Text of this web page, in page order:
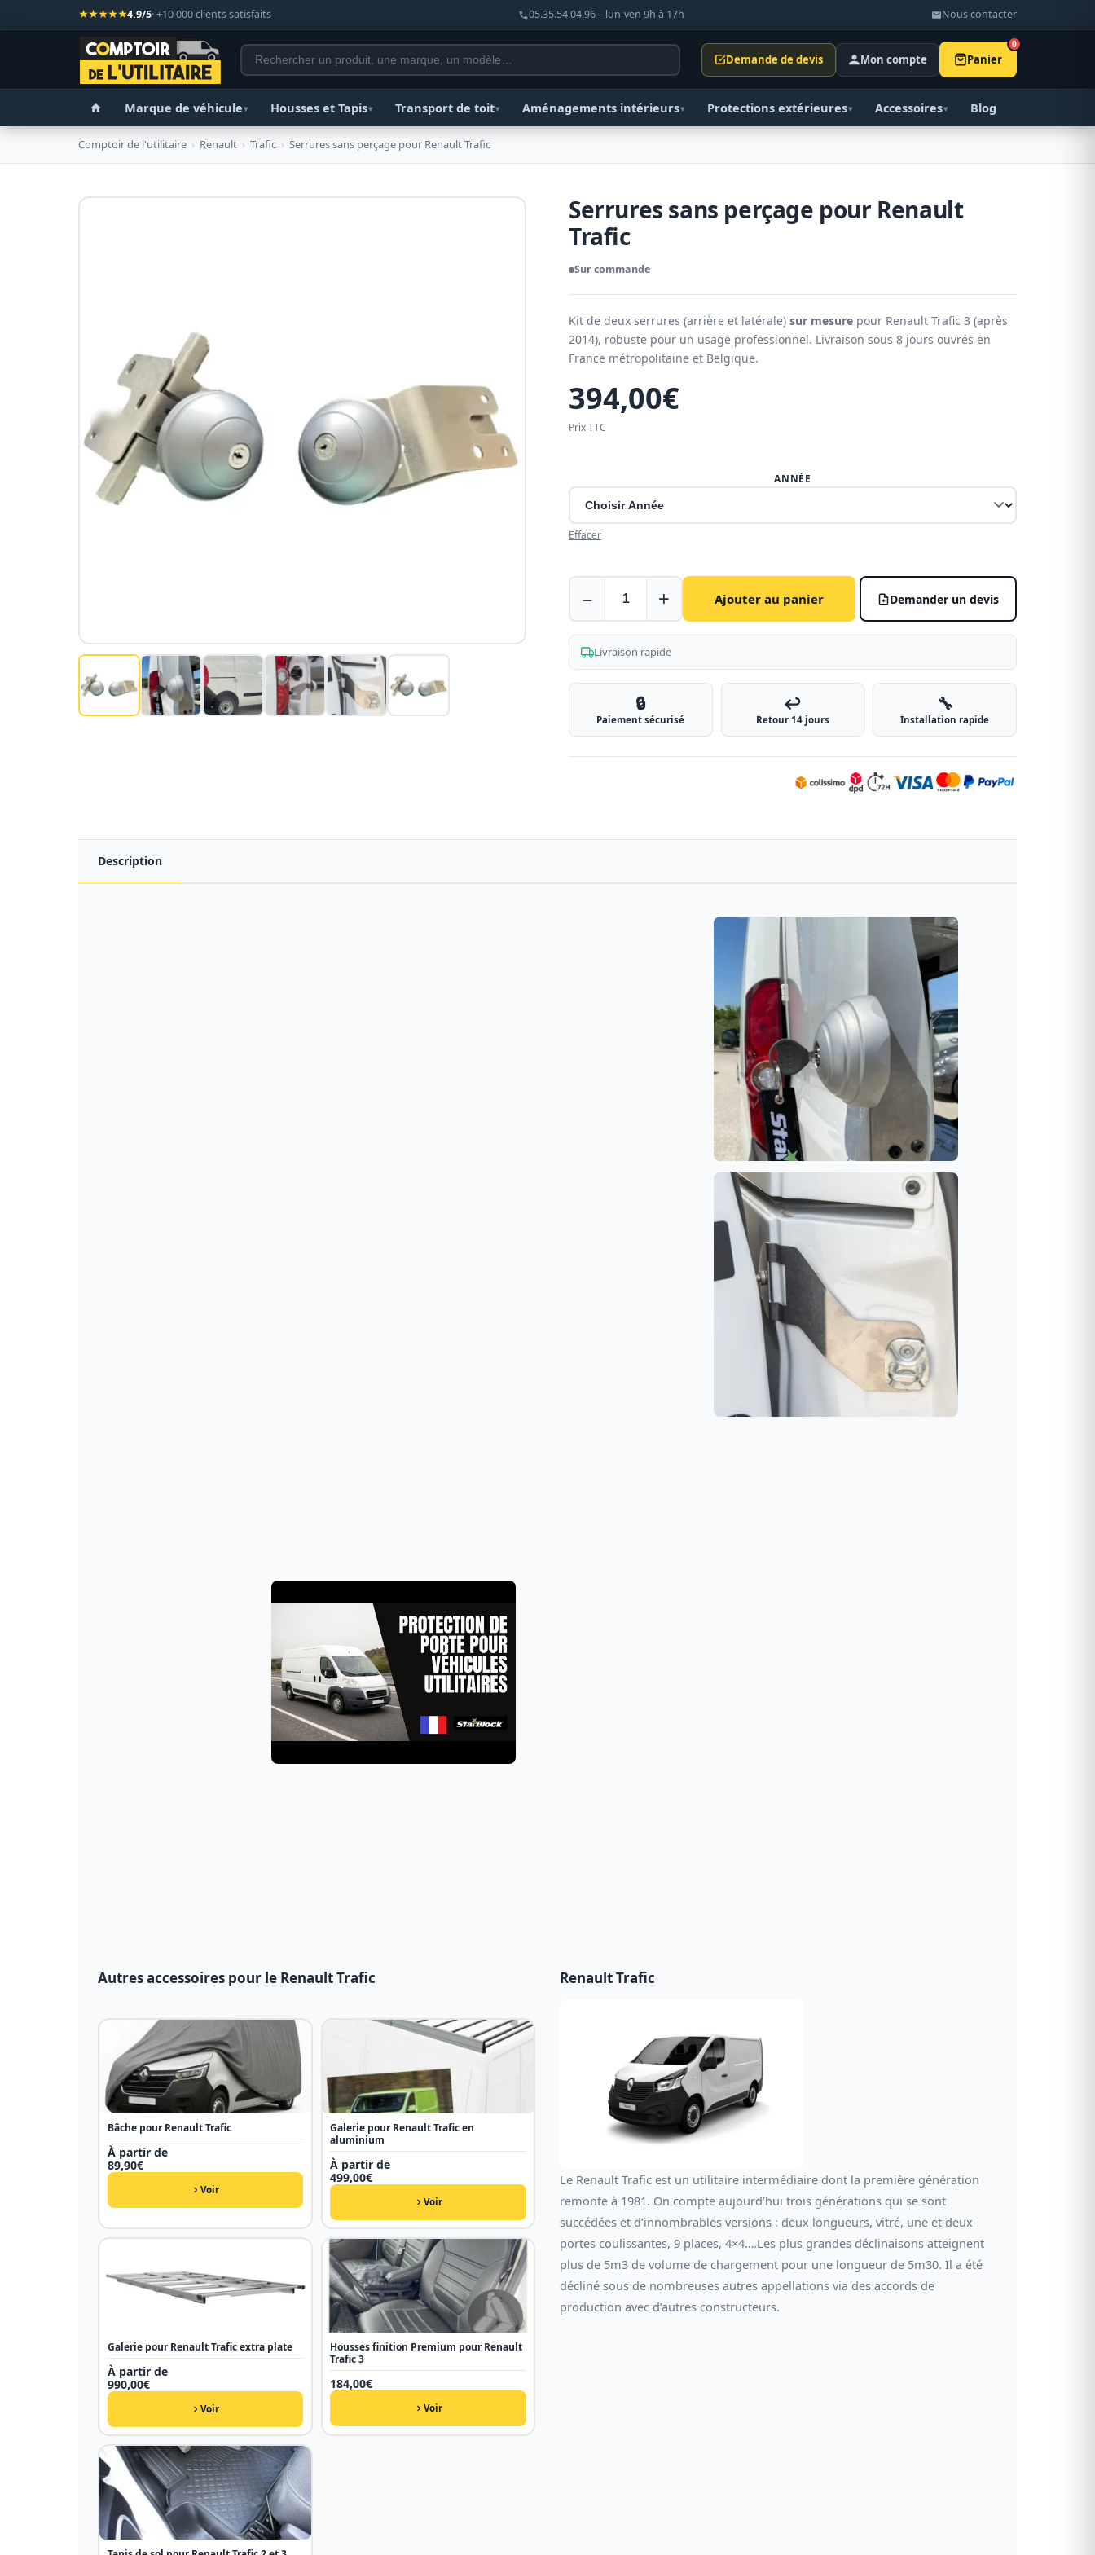
★★★★★4.9/5· +10 000 clients satisfaits 05.35.54.04.96 – lun-ven 9h à 17h Nous contacter
Demande de devis Mon compte Panier
0
Marque de véhicule▾ Housses et Tapis▾ Transport de toit▾ Aménagements intérieurs▾ Protections extérieures▾ Accessoires▾ Blog
Comptoir de l'utilitaire › Renault › Trafic › Serrures sans perçage pour Renault Trafic
Serrures sans perçage pour Renault
Trafic
Sur commande
Kit de deux serrures (arrière et latérale) sur mesure pour Renault Trafic 3 (après
2014), robuste pour un usage professionnel. Livraison sous 8 jours ouvrés en
France métropolitaine et Belgique.
394,00€
Prix TTC
ANNÉE
Effacer
sans
perçage
pour
Renault
Trafic
− + Ajouter au panier Demander un devis
Livraison rapide
🔒
Paiement sécurisé
↩️
Retour 14 jours
🔧
Installation rapide
Description
Autres accessoires pour le Renault Trafic
Bâche pour Renault Trafic
À partir de
89,90€
Voir
Galerie pour Renault Trafic en
aluminium
À partir de
499,00€
Voir
Galerie pour Renault Trafic extra plate
À partir de
990,00€
Voir
Housses finition Premium pour Renault
Trafic 3
184,00€
Voir
Renault Trafic
Le Renault Trafic est un utilitaire intermédiaire dont la première génération
remonte à 1981. On compte aujourd’hui trois générations qui se sont
succédées et d’innombrables versions : deux longueurs, vitré, une et deux
portes coulissantes, 9 places, 4×4….Les plus grandes déclinaisons atteignent
plus de 5m3 de volume de chargement pour une longueur de 5m30. Il a été
décliné sous de nombreuses autres appellations via des accords de
production avec d’autres constructeurs.